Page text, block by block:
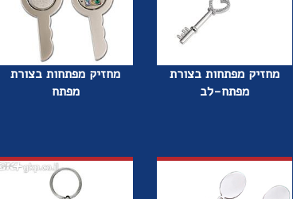
מחזיק מפתחות בצורת
מפתח-לב
מחזיק מפתחות בצורת
מפתח